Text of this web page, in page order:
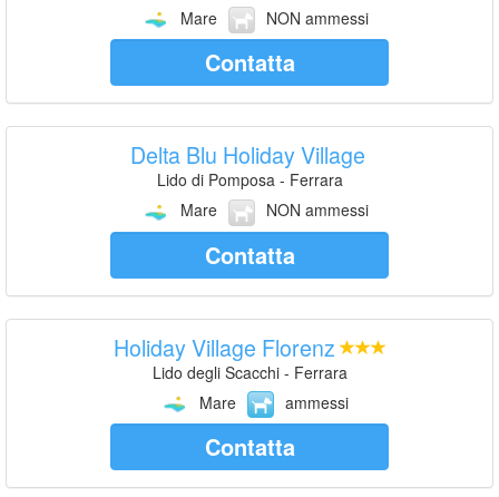
Mare
NON ammessi
Contatta
Delta Blu Holiday Village
Lido di Pomposa - Ferrara
Mare
NON ammessi
Contatta
Holiday Village Florenz
Lido degli Scacchi - Ferrara
Mare
ammessi
Contatta